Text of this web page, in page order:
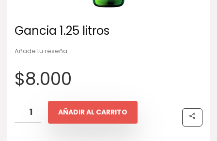
Gancia 1.25 litros
Añade tu reseña
$8.000
AÑADIR AL CARRITO